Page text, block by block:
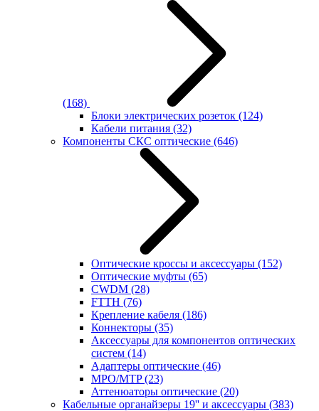
(168)
Блоки электрических розеток (124)
Кабели питания (32)
Компоненты СКС оптические (646)
Оптические кроссы и аксессуары (152)
Оптические муфты (65)
CWDM (28)
FTTH (76)
Крепление кабеля (186)
Коннекторы (35)
Аксессуары для компонентов оптических
систем (14)
Адаптеры оптические (46)
MPO/MTP(23)
Аттенюаторы оптические (20)
Кабельные органайзеры 19'' и аксессуары (383)